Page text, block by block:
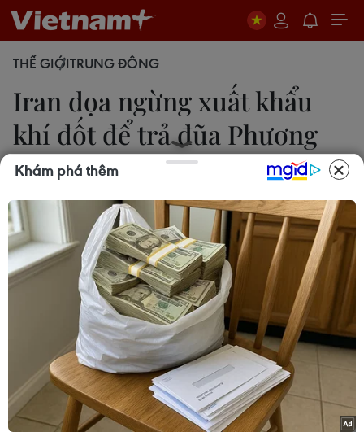
THẾ GIỚITRUNG ĐÔNG
Iran dọa ngừng xuất khẩu
khí đốt để trả đũa Phương
Tây
18/02/2015 23:31
Lãnh tụ tối cao Iran Ali Khamenei tuyên bố Tehran
có thể đáp trả các biện pháp trừng phạt của
Phương Tây bằng việc ngừng xuất khẩu khí đốt tự
nhiên tới những nước này.
Khám phá thêm